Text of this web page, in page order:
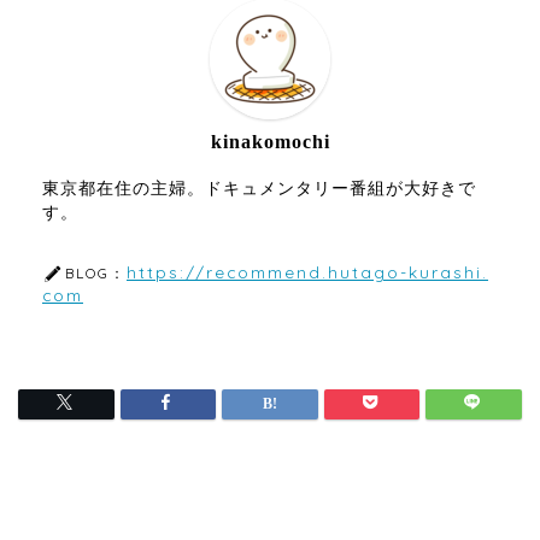
kinakomochi
東京都在住の主婦。ドキュメンタリー番組が大好きで
す。
BLOG： https://recommend.hutago-kurashi.
com